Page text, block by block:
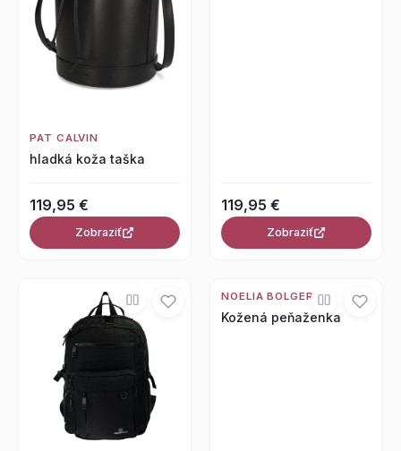
PAT CALVIN
hladká koža taška
119,95 €
Zobraziť
119,95 €
Zobraziť
NOELIA BOLGER
Kožená peňaženka